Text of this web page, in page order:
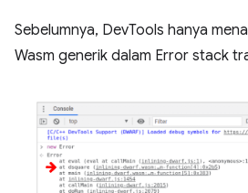
Sebelumnya, DevTools hanya
Wasm generik dalam Error stack